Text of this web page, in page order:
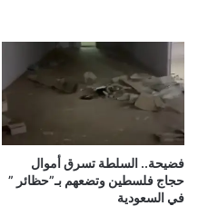
فضيحة.. السلطة تسرق أموال
حجاج فلسطين وتضعهم بـ”حظائر ”
في السعودية